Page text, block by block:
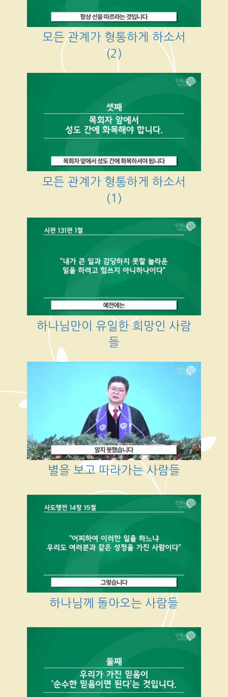
모든 관계가 형통하게 하소서
(2)
모든 관계가 형통하게 하소서
(1)
하나님만이 유일한 희망인 사람
들
별을 보고 따라가는 사람들
하나님께 돌아오는 사람들